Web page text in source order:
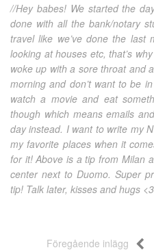
//Hey babes! We started the
done with all the bank/notary
travel like we’ve done the last
looking at houses etc, that’s
woke up with a sore throat and
morning and don’t want to be
watch a movie and eat
though which means emails
day instead. I want to write my
my favorite places when it
for it! Above is a tip from Milan
center next to Duomo. Super
tip! Talk later, kisses and hugs <3
Föregående inlägg